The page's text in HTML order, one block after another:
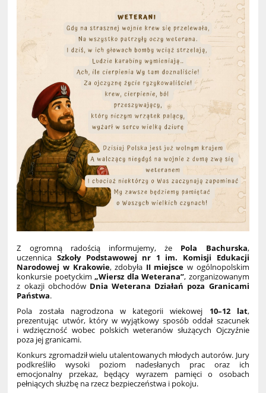
Z ogromną radością informujemy, że Pola Bachurska,
uczennica Szkoły Podstawowej nr 1 im. Komisji Edukacji
Narodowej w Krakowie, zdobyła II miejsce w ogólnopolskim
konkursie poetyckim „Wiersz dla Weterana”, zorganizowanym
z okazji obchodów Dnia Weterana Działań poza Granicami
Państwa.
Pola została nagrodzona w kategorii wiekowej
10–12 lat,
prezentując utwór, który w wyjątkowy sposób oddał szacunek
i wdzięczność wobec polskich weteranów służących Ojczyźnie
poza jej granicami.
Konkurs zgromadził wielu utalentowanych młodych autorów. Jury
podkreśliło wysoki poziom nadesłanych prac oraz ich
emocjonalny przekaz, będący wyrazem pamięci o osobach
pełniących służbę na rzecz bezpieczeństwa i pokoju.